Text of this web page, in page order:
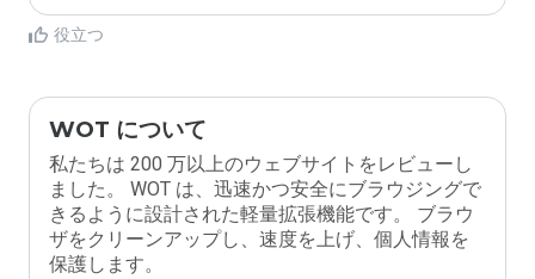
役立つ
WOT について
私たちは 200 万以上のウェブサイトをレビューし
ました。 WOT は、迅速かつ安全にブラウジングで
きるように設計された軽量拡張機能です。 ブラウ
ザをクリーンアップし、速度を上げ、個人情報を
保護します。